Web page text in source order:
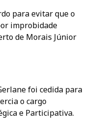
para evitar que o
improbidade
de Morais Júnior
foi cedida para
o cargo
e Participativa.